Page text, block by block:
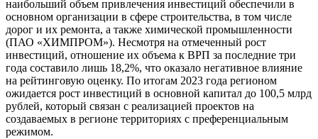
наибольший объем привлечения инвестиций обеспечили в
основном организации в сфере строительства, в том числе
дорог и их ремонта, а также химической промышленности
(ПАО «ХИМПРОМ»). Несмотря на отмеченный рост
инвестиций, отношение их объема к ВРП за последние три
года составило лишь 18,2%, что оказало негативное влияние
на рейтинговую оценку. По итогам 2023 года регионом
ожидается рост инвестиций в основной капитал до 100,5 млрд
рублей, который связан с реализацией проектов на
создаваемых в регионе территориях с преференциальным
режимом.